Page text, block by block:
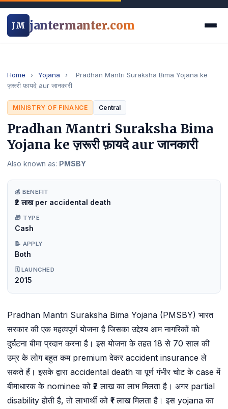
JM jantermanter.com
Home › Yojana ›
Pradhan Mantri Suraksha Bima Yojana ke
ज़रूरी फ़ायदे aur जानकारी
MINISTRY OF FINANCE Central
Pradhan Mantri Suraksha Bima
Yojana ke ज़रूरी फ़ायदे aur जानकारी
Also known as: PMSBY
💰 BENEFIT
₹2 लाख per accidental death
🎁 TYPE
Cash
📝 APPLY
Both
🗓️ LAUNCHED
2015
Pradhan Mantri Suraksha Bima Yojana (PMSBY) भारत
सरकार की एक महत्वपूर्ण योजना है जिसका उद्देश्य आम नागरिकों को
दुर्घटना बीमा प्रदान करना है। इस योजना के तहत 18 से 70 साल की
उम्र के लोग बहुत कम premium देकर accident insurance ले
सकते हैं। इसके द्वारा accidental death या पूर्ण गंभीर चोट के case में
बीमाधारक के nominee को ₹2 लाख का लाभ मिलता है। अगर partial
disability होती है, तो लाभार्थी को ₹1 लाख मिलता है। इस yojana का